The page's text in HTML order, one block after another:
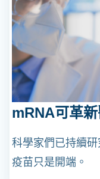
mRNA可革
科學家們已持續
疫苗只是開端。